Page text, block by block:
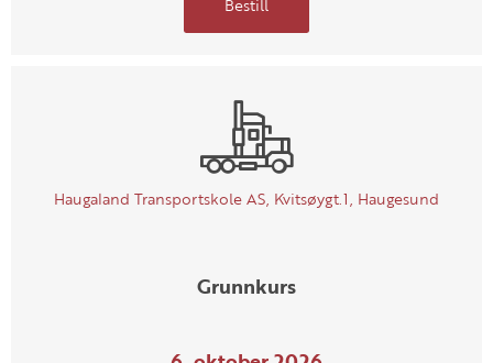
Bestill
Haugaland Transportskole AS, Kvitsøygt.1, Haugesund
Grunnkurs